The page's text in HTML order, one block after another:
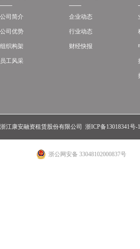
公司简介
公司优势
组织构架
员工风采
企业动态
行业动态
财经快报
浙江康安融资租赁股份有限公司 浙ICP备13018341号-1
浙公网安备 33048102000837号